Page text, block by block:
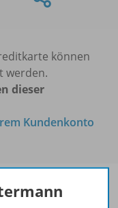
können
werden.
dieser
Kundenkonto